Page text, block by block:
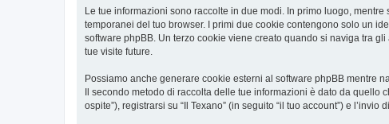
Le tue informazioni sono raccolte in due modi. In primo luogo,
temporanei del tuo browser. I primi due cookie contengono solo un
software phpBB. Un terzo cookie viene creato quando si naviga tra
tue visite future.
Possiamo anche generare cookie esterni al software phpBB mentre
Il secondo metodo di raccolta delle tue informazioni è dato da quello
ospite”), registrarsi su “Il Texano” (in seguito “il tuo account”) e